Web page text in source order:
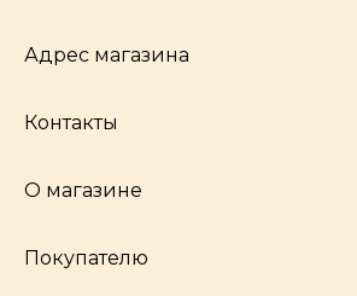
Адрес магазина
Челябинск,
Контакты
pocherkartshop@mail.ru
hello@pocherkartshop.ru
О магазине
Наши истории
Покупателю